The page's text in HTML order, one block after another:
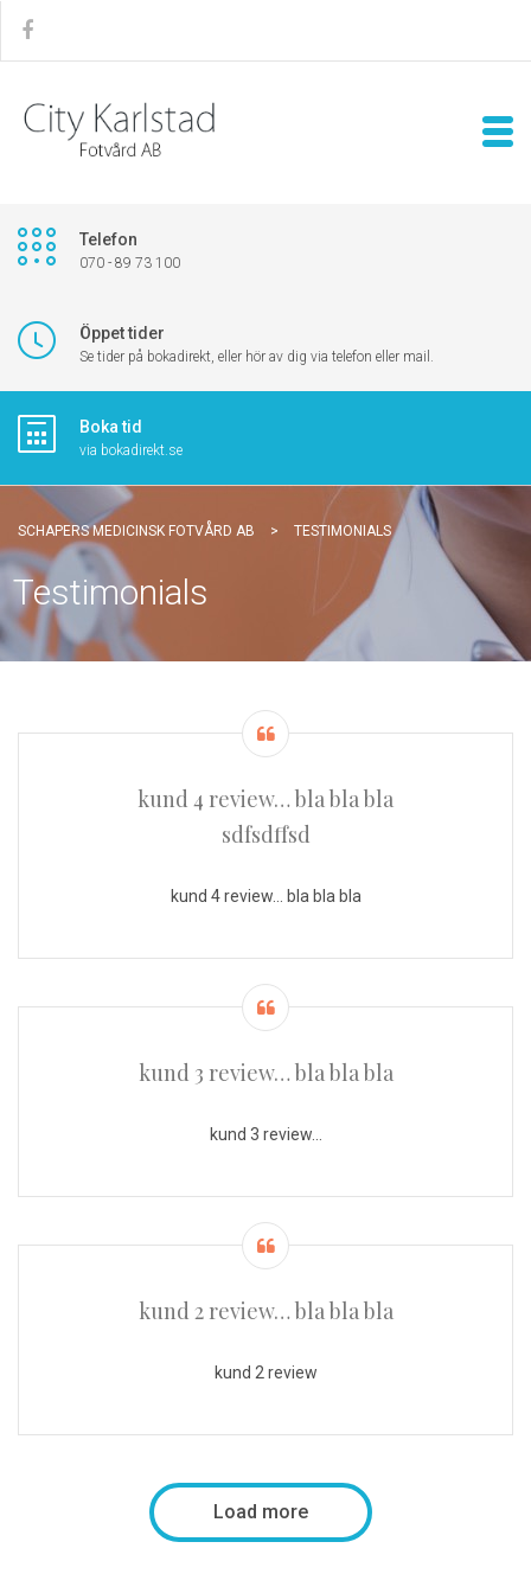
Telefon
070 - 89 73 100
Öppet tider
Se tider på bokadirekt, eller hör av dig via telefon eller mail.
Boka tid
via bokadirekt.se
SCHAPERS MEDICINSK FOTVÅRD AB > TESTIMONIALS
Testimonials
kund 4 review… bla bla bla
sdfsdffsd
kund 4 review… bla bla bla
kund 3 review… bla bla bla
kund 3 review…
kund 2 review… bla bla bla
kund 2 review
Load more